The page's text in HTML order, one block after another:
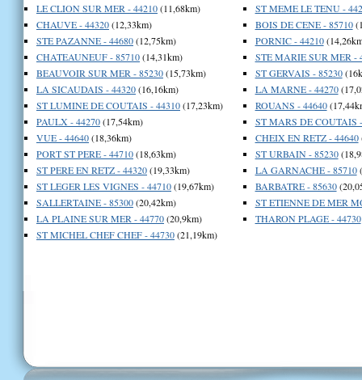
LE CLION SUR MER - 44210(11,68km)
CHAUVE - 44320(12,33km)
STE PAZANNE - 44680(12,75km)
CHATEAUNEUF - 85710(14,31km)
BEAUVOIR SUR MER - 85230(15,73km)
LA SICAUDAIS - 44320(16,16km)
ST LUMINE DE COUTAIS - 44310(17,23km)
PAULX - 44270(17,54km)
VUE - 44640(18,36km)
PORT ST PERE - 44710(18,63km)
ST PERE EN RETZ - 44320(19,33km)
ST LEGER LES VIGNES - 44710(19,67km)
SALLERTAINE - 85300(20,42km)
LA PLAINE SUR MER - 44770(20,9km)
ST MICHEL CHEF CHEF - 44730(21,19km)
ST MEME LE TENU -
BOIS DE CENE - 85710
PORNIC - 44210
STE MARIE SUR MER -
ST GERVAIS - 85230
LA MARNE - 44270
ROUANS - 44640
ST MARS DE COUTAIS
CHEIX EN RETZ - 44640
ST URBAIN - 85230
LA GARNACHE - 85710
BARBATRE - 85630
ST ETIENNE DE MER
THARON PLAGE - 44730